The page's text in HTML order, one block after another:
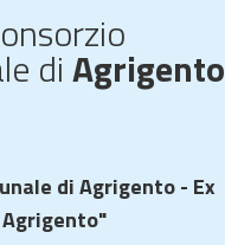
diAgrigento
di Agrigento - Ex